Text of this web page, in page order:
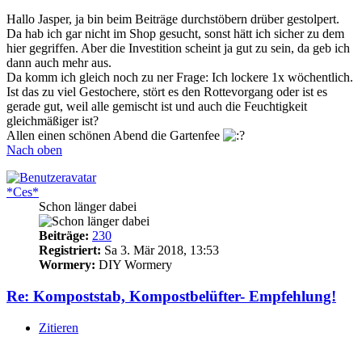
Hallo Jasper, ja bin beim Beiträge durchstöbern drüber gestolpert.
Da hab ich gar nicht im Shop gesucht, sonst hätt ich sicher zu dem
hier gegriffen. Aber die Investition scheint ja gut zu sein, da geb ich
dann auch mehr aus.
Da komm ich gleich noch zu ner Frage: Ich lockere 1x wöchentlich.
Ist das zu viel Gestochere, stört es den Rottevorgang oder ist es
gerade gut, weil alle gemischt ist und auch die Feuchtigkeit
gleichmäßiger ist?
Allen einen schönen Abend die Gartenfee
Nach oben
*Ces*
Schon länger dabei
Beiträge: 230
Registriert: Sa 3. Mär 2018, 13:53
Wormery: DIY Wormery
Re: Kompoststab, Kompostbelüfter- Empfehlung!
Zitieren